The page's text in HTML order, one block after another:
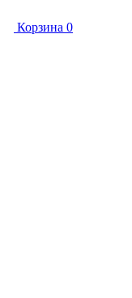
Корзина 0